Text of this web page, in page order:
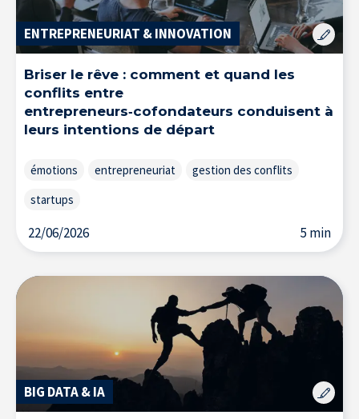
L’Expertise au service des entreprises
ENTREPRENEURIAT & INNOVATION
Briser le rêve : comment et quand les
conflits entre
entrepreneurs‑cofondateurs conduisent à
leurs intentions de départ
émotions entrepreneuriat
gestion des conflits
startups
22/06/2026 5 min
BIG DATA & IA